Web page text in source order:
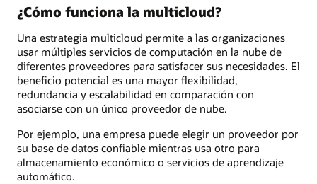
¿Cómo funciona la multicloud?
Una estrategia multicloud permite a las organizaciones
usar múltiples servicios de computación en la nube de
diferentes proveedores para satisfacer sus necesidades. El
beneficio potencial es una mayor flexibilidad,
redundancia y escalabilidad en comparación con
asociarse con un único proveedor de nube.
Por ejemplo, una empresa puede elegir un proveedor por
su base de datos confiable mientras usa otro para
almacenamiento económico o servicios de aprendizaje
automático.